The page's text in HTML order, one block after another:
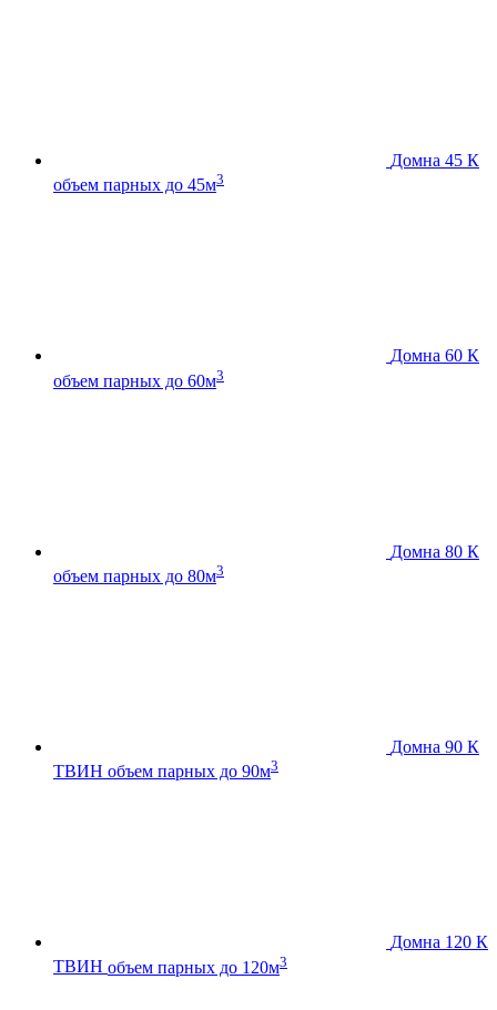
Домна 45 К
объем парных до 45м3
Домна 60 К
объем парных до 60м3
Домна 80 К
объем парных до 80м3
Домна 90 К
ТВИН объем парных до 90м3
Домна 120 К
ТВИН объем парных до 120м3